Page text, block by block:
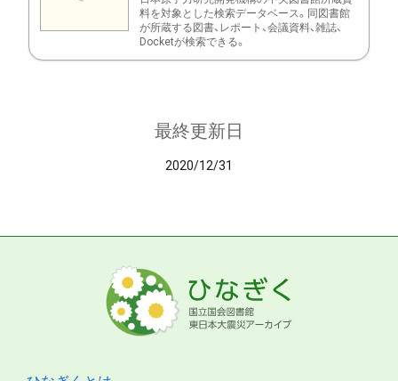
料を対象とした検索データベース。同図書館
が所蔵する図書、レポート、会議資料、雑誌、
Docketが検索できる。
最終更新日
2020/12/31